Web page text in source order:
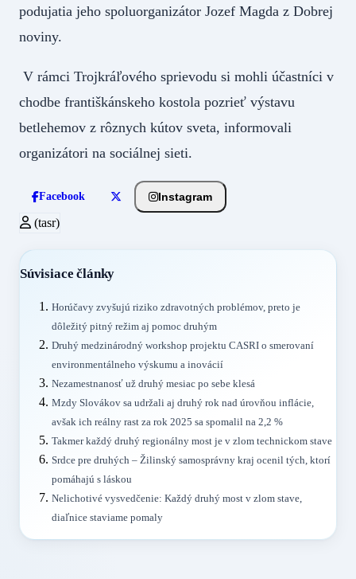
podujatia jeho spoluorganizátor Jozef Magda z Dobrej
noviny.
V rámci Trojkráľového sprievodu si mohli účastníci v
chodbe františkánskeho kostola pozrieť výstavu
betlehemov z rôznych kútov sveta, informovali
organizátori na sociálnej sieti.
Facebook Instagram
(tasr)
Súvisiace články
Horúčavy zvyšujú riziko zdravotných problémov, preto je
dôležitý pitný režim aj pomoc druhým
Druhý medzinárodný workshop projektu CASRI o smerovaní
environmentálneho výskumu a inovácií
Nezamestnanosť už druhý mesiac po sebe klesá
Mzdy Slovákov sa udržali aj druhý rok nad úrovňou inflácie,
avšak ich reálny rast za rok 2025 sa spomalil na 2,2 %
Takmer každý druhý regionálny most je v zlom technickom stave
Srdce pre druhých – Žilinský samosprávny kraj ocenil tých, ktorí
pomáhajú s láskou
Nelichotivé vysvedčenie: Každý druhý most v zlom stave,
diaľnice staviame pomaly